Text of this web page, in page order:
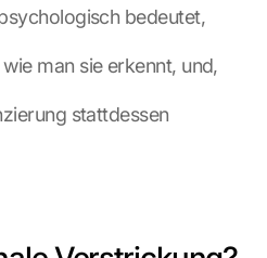
psychologisch bedeutet,
wie man sie erkennt, und,
stattdessen